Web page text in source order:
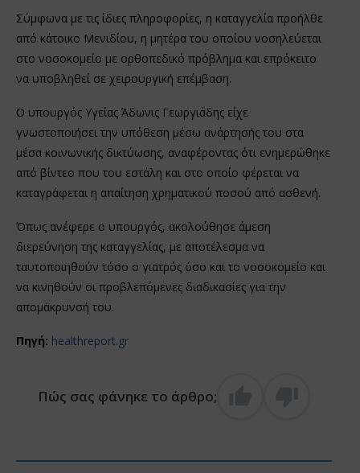
Σύμφωνα με τις ίδιες πληροφορίες, η καταγγελία προήλθε
από κάτοικο Μενιδίου, η μητέρα του οποίου νοσηλεύεται
στο νοσοκομείο με ορθοπεδικό πρόβλημα και επρόκειτο
να υποβληθεί σε χειρουργική επέμβαση.
Ο υπουργός Υγείας Άδωνις Γεωργιάδης είχε
γνωστοποιήσει την υπόθεση μέσω ανάρτησής του στα
μέσα κοινωνικής δικτύωσης, αναφέροντας ότι ενημερώθηκε
από βίντεο που του εστάλη και στο οποίο φέρεται να
καταγράφεται η απαίτηση χρηματικού ποσού από ασθενή.
Όπως ανέφερε ο υπουργός, ακολούθησε άμεση
διερεύνηση της καταγγελίας, με αποτέλεσμα να
ταυτοποιηθούν τόσο ο γιατρός όσο και το νοσοκομείο και
να κινηθούν οι προβλεπόμενες διαδικασίες για την
απομάκρυνσή του.
Πηγή: healthreport.gr
Πώς σας φάνηκε το άρθρο;